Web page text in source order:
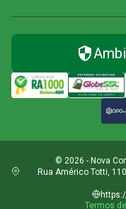
© 2026 - Nova
Rua Américo Totti,
Termos